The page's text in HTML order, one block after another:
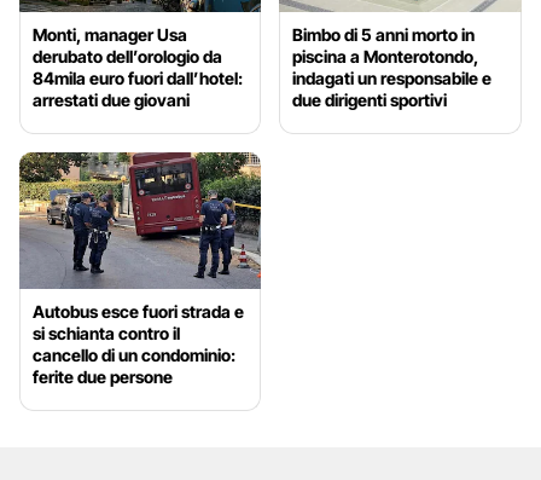
Monti, manager Usa
derubato dell’orologio da
84mila euro fuori dall’hotel:
arrestati due giovani
Bimbo di 5 anni morto in
piscina a Monterotondo,
indagati un responsabile e
due dirigenti sportivi
Autobus esce fuori strada e
si schianta contro il
cancello di un condominio:
ferite due persone